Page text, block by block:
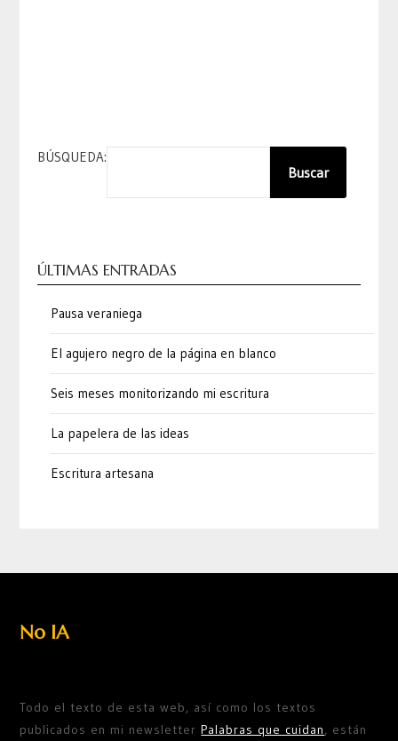
BÚSQUEDA:
Buscar
ÚLTIMAS ENTRADAS
Pausa veraniega
El agujero negro de la página en blanco
Seis meses monitorizando mi escritura
La papelera de las ideas
Escritura artesana
No IA
Todo el texto de esta web, así como los textos
publicados en mi newsletterPalabras que cuidan, están